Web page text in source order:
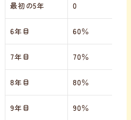
最初の5年 0
6年目 60％
7年目 70％
8年目 80％
9年目 90％